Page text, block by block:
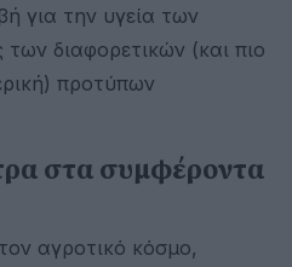
για την υγεία των
διαφορετικών (και πιο
προτύπων
στα συμφέροντα
αγροτικό κόσμο,